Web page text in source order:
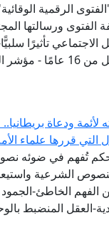
ورسالتها
التواصل على من
ودعاة
التي قررها علماء
تُفهم في ضوئه
الشرعية
الفهم الخاطئ-
العقل المنضبط